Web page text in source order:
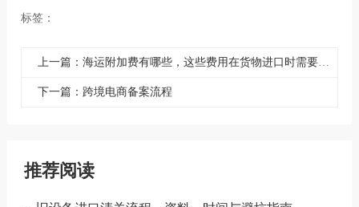
标签：
上一篇：海运附加费有哪些，这些费用在货物进口时需要向海关申报吗
下一篇：跨境电商备案流程
推荐阅读